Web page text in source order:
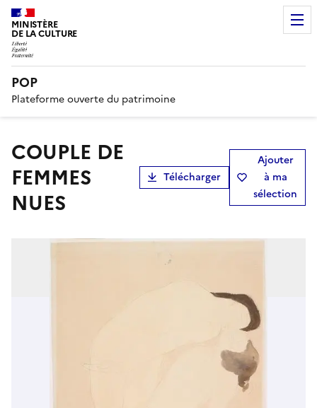
MINISTÈRE
DE LA CULTURE
POP
Plateforme ouverte du patrimoine
COUPLE DE
FEMMES
NUES
Télécharger
Ajouter
à ma
sélection